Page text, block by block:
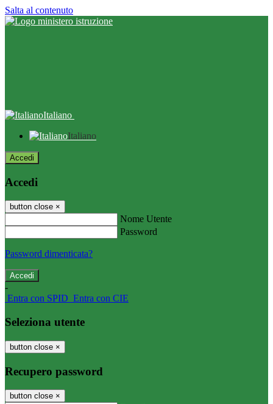
Salta al contenuto
Italiano
Italiano
Accedi
Accedi
button close ×
Nome Utente
Password
Password dimenticata?
-
Entra con SPID Entra con CIE
Seleziona utente
button close ×
Recupero password
button close ×